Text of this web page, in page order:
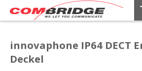
innovaphone IP64 DECT
Deckel